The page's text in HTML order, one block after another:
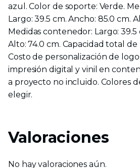
azul. Color de soporte: Verde.
Largo: 39.5 cm. Ancho: 85.0 cm.
Medidas contenedor: Largo: 39.5
Alto: 74.0 cm. Capacidad total de
Costo de personalización de
impresión digital y vinil en
a proyecto no incluido. Colores
elegir.
Valoraciones
No hay valoraciones aún.